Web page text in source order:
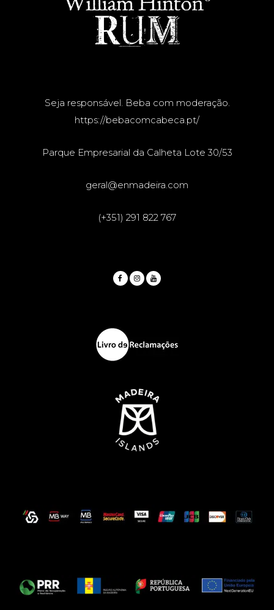
Seja responsável. Beba com moderação.
https://bebacomcabeca.pt/
Parque Empresarial da Calheta Lote 30/53
geral@enmadeira.com
(+351) 291 822 767